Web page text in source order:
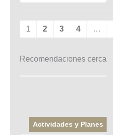
1 2 3 4 …
Recomendaciones cerca
Actividades y Planes